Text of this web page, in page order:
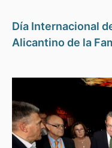
Día Internacional
Alicantino de la